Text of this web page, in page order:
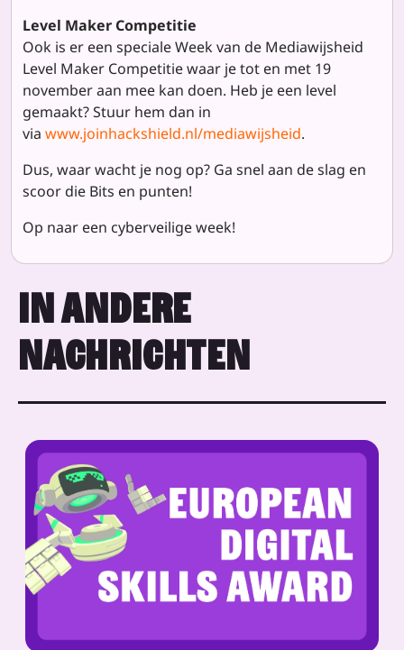
Level Maker Competitie
Ook is er een speciale Week van de Mediawijsheid
Level Maker Competitie waar je tot en met 19
november aan mee kan doen. Heb je een level
gemaakt? Stuur hem dan in
via www.joinhackshield.nl/mediawijsheid.
Dus, waar wacht je nog op? Ga snel aan de slag en
scoor die Bits en punten!
Op naar een cyberveilige week!
IN ANDERE
NACHRICHTEN